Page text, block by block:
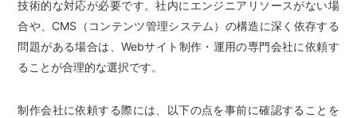
技術的な対応が必要です。社内にエンジニアリソースがない場
合や、CMS（コンテンツ管理システム）の構造に深く依存する
問題がある場合は、Webサイト制作・運用の専門会社に依頼す
ることが合理的な選択です。
制作会社に依頼する際には、以下の点を事前に確認することを